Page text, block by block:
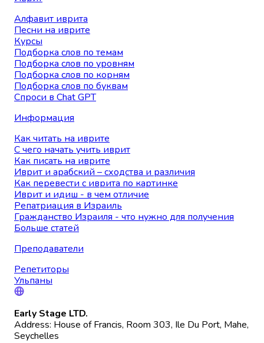
Алфавит иврита
Песни на иврите
Курсы
Подборка слов по темам
Подборка слов по уровням
Подборка слов по корням
Подборка слов по буквам
Спроси в Chat GPT
Информация
Как читать на иврите
С чего начать учить иврит
Как писать на иврите
Иврит и арабский – сходства и различия
Как перевести с иврита по картинке
Иврит и идиш - в чем отличие
Репатриация в Израиль
Гражданство Израиля - что нужно для получения
Больше статей
Преподаватели
Репетиторы
Ульпаны
Early Stage LTD.
Address: House of Francis, Room 303, Ile Du Port, Mahe,
Seychelles